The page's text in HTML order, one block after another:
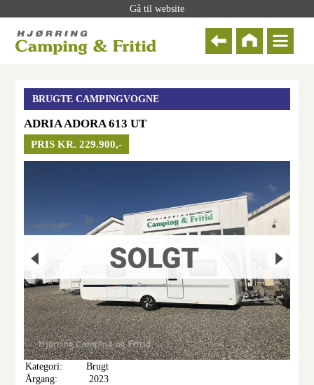
Gå til website
BRUGTE CAMPINGVOGNE
ADRIA ADORA 613 UT
PRIS KR. 229.900,-
Kategori:
Brugt
Årgang:
2023